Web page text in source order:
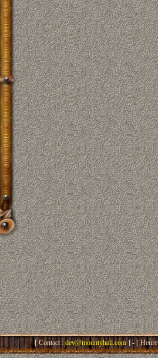
[ Contact : dev@mountyhall.com] - [ Heure